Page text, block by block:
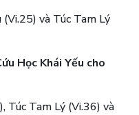
(Vi.25) và Túc Tam Lý
Học Khái Yếu cho
Túc Tam Lý (Vi.36) và